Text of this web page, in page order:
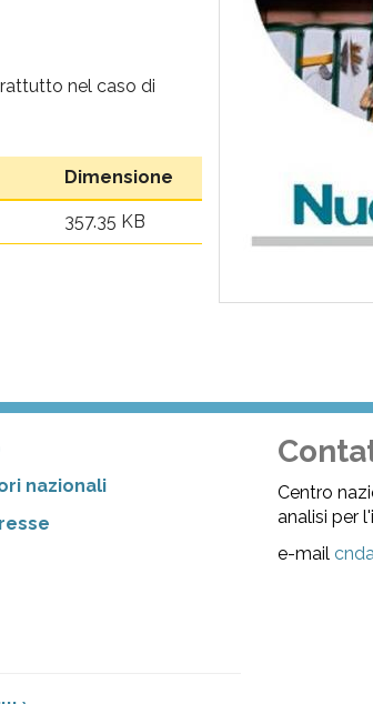
nel caso di
Dimensione
357.35 KB
nazionali
Centro
analisi per
e-mail